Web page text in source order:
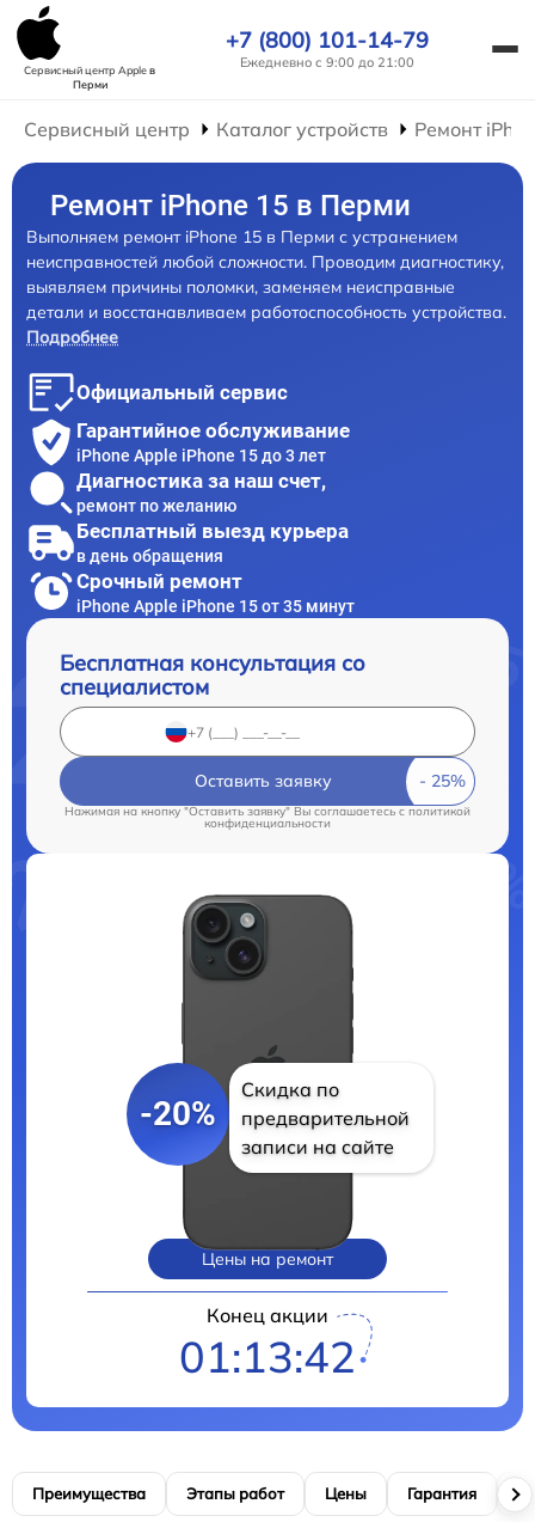
Сервисный центр Appleв
Перми
+7 (800) 101-14-79
Ежедневно с 9:00 до 21:00
Сервисный центр Каталог устройств Ремонт
Ремонт iPhone 15 в Перми
Выполняем ремонт iPhone 15 в Перми с устранением
неисправностей любой сложности. Проводим диагностику,
выявляем причины поломки, заменяем неисправные
детали и восстанавливаем работоспособность устройства.
Подробнее
Официальный сервис
Гарантийное обслуживание
iPhone Apple iPhone 15 до 3 лет
Диагностика за наш счет,
ремонт по желанию
Бесплатный выезд курьера
в день обращения
Срочный ремонт
iPhone Apple iPhone 15 от 35 минут
Бесплатная консультация со
специалистом
Оставить заявку
Нажимая на кнопку "Оставить заявку" Вы соглашаетесь cполитикой
конфиденциальности
-20%
Скидка по
предварительной
записи на сайте
Цены на ремонт
Конец акции
01:13:41
Преимущества Этапы работ Цены Гарантия